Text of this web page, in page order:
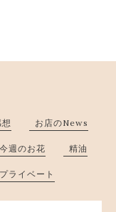
お店のNews
今週のお花 精油
プライベート